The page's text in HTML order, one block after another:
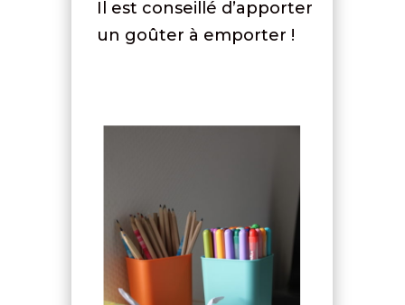
Il est conseillé d’apporter
un goûter à emporter !